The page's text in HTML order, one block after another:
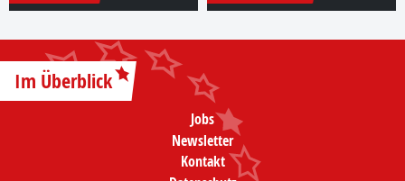
Im Überblick
Jobs
Newsletter
Kontakt